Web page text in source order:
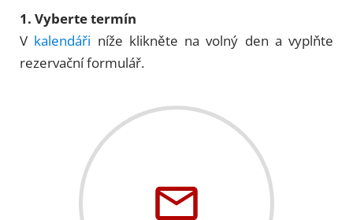
1. Vyberte termín
V kalendáři níže klikněte na volný den a vyplňte
rezervační formulář.